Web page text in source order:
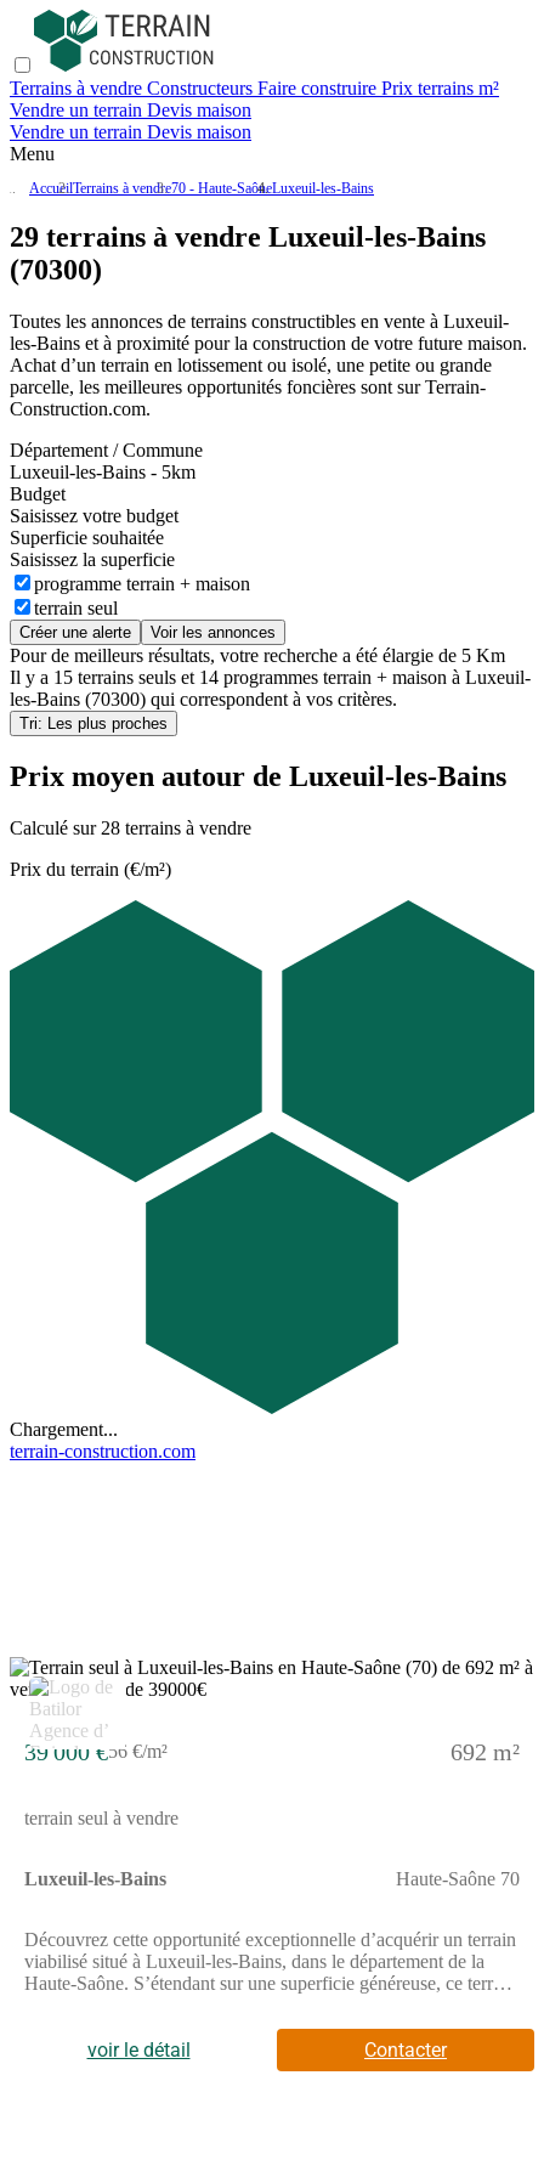
Terrains à vendre Constructeurs Faire construire Prix terrains m²
Vendre un terrain Devis maison
Vendre un terrain Devis maison
Menu
AccueilTerrains à vendre70 - Haute-SaôneLuxeuil-les-Bains
29 terrains à vendre Luxeuil-les-Bains
(70300)
Toutes les annonces de terrains constructibles en vente à Luxeuil-
les-Bains et à proximité pour la construction de votre future maison.
Achat d’un terrain en lotissement ou isolé, une petite ou grande
parcelle, les meilleures opportunités foncières sont surTerrain-
Construction.com.
Département / Commune
Luxeuil-les-Bains - 5km
Budget
Saisissez votre budget
Superficie souhaitée
Saisissez la superficie
programme terrain + maison
terrain seul
Créer une alerte Voir les annonces
Pour de meilleurs résultats, votre recherche a été élargie de 5 Km
Il y a 15 terrains seuls et 14 programmes terrain + maison à Luxeuil-
les-Bains (70300) qui correspondent à vos critères.
Tri: Les plus proches
Prix moyen autour de Luxeuil-les-Bains
Calculé sur 28 terrains à vendre
Prix du terrain (€/m²)
Chargement...
terrain-construction.com
39 000 €56 €/m² 692 m²
terrain seul à vendre
Luxeuil-les-Bains Haute-Saône 70
Découvrez cette opportunité exceptionnelle d’acquérir un terrain
viabilisé situé à Luxeuil-les-Bains, dans le département de la
Haute-Saône. S’étendant sur une superficie généreuse, ce terrain
cadre parfait pour réaliser votre rêve immobilier. Profitez de la
tranquillité d’une zone résidentielle tout en étant à proximité des
commodités qui rendent la vie quotidienne agréable. Située en
voir le détail Contacter